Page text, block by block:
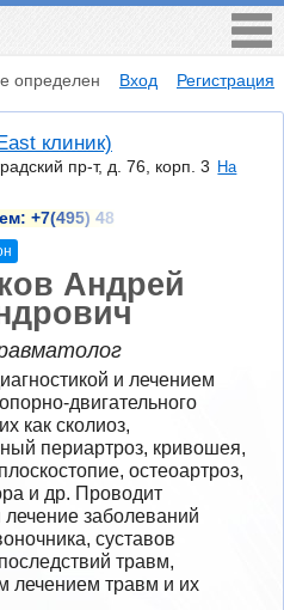
определен Вход Регистрация
клиник)
пр-т, д. 76, корп. 3 На
+7(495) 48
Андрей
и лечением
двигательного
как сколиоз,
периартроз, кривошея,
остеоартроз,
и др. Проводит
лечение заболеваний
суставов
травм,
лечением травм и их